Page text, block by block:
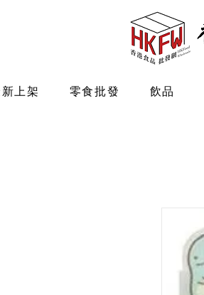
上架 零食批發 飲品